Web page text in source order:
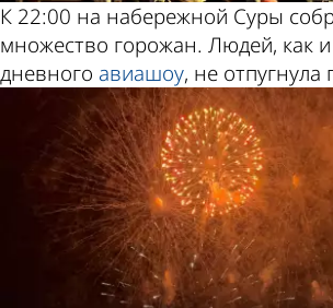
К 22:00 на набережной Суры
множество горожан. Людей, как
дневного авиашоу, не отпугнула